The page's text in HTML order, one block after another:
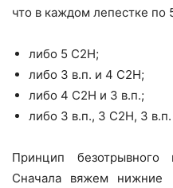
что в каждом лепестке по
либо 5 С2Н;
либо 3 в.п. и 4 С2Н;
либо 4 С2Н и 3 в.п.;
либо 3 в.п., 3 С2Н, 3 в.п.
Принцип безотрывного
Сначала вяжем нижние